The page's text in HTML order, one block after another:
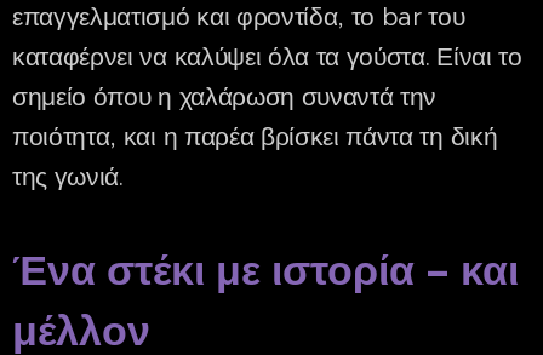
επαγγελματισμό και φροντίδα, το bar του
καταφέρνει να καλύψει όλα τα γούστα. Είναι το
σημείο όπου η χαλάρωση συναντά την
ποιότητα, και η παρέα βρίσκει πάντα τη δική
της γωνιά.
Ένα στέκι με ιστορία – και
μέλλον